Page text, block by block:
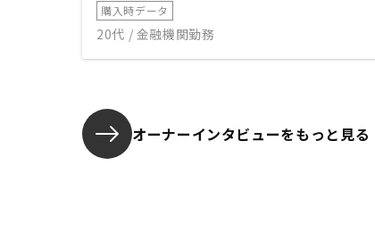
購入時データ
20代 / 金融機関勤務
オーナーインタビューをもっと見る